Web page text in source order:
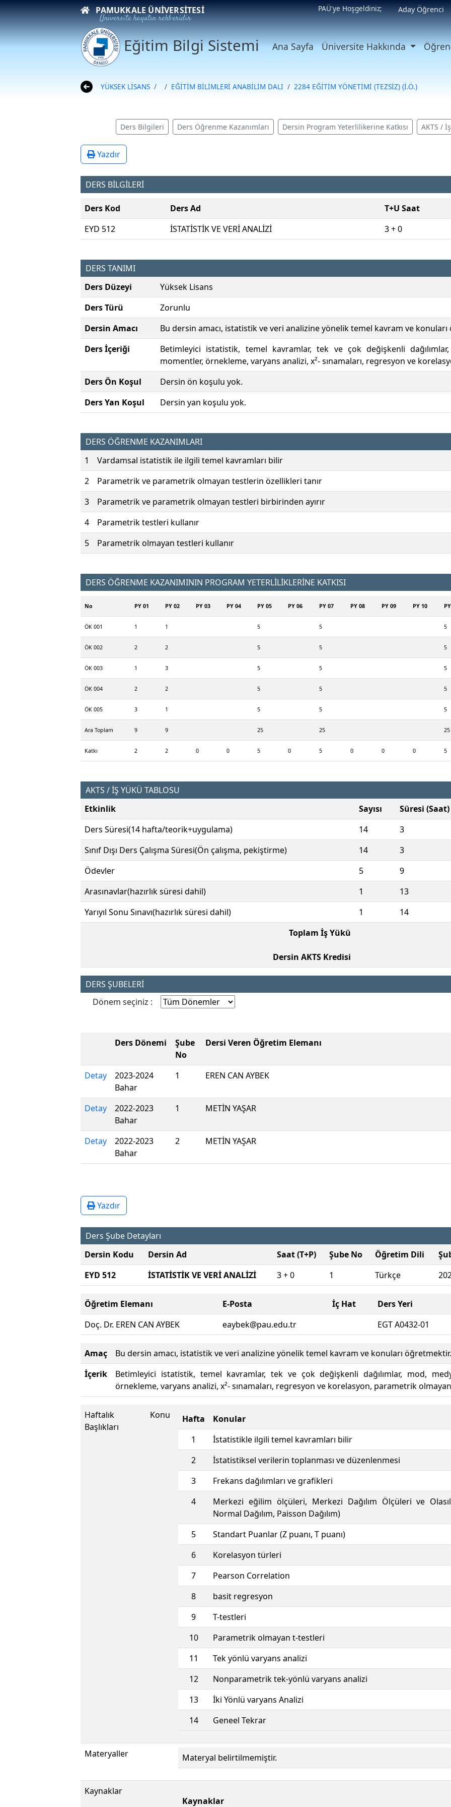
PAMUKKALE ÜNIVERSITESI
Üniversite hayatın rehberidir
PAÜ'ye Hoşgeldiniz; Aday Öğrenci
Eğitim Bilgi Sistemi Ana Sayfa Üniversite Hakkında
YÜKSEK LİSANS EĞİTİM BİLİMLERİ ANABİLİM DALI 2284 EĞİTİM YÖNETİMİ (TEZSİZ) (İ.Ö.)
Ders Bilgileri Ders Öğrenme Kazanımları Dersin Program Yeterlilikerine Katkısı AKTS /
Yazdır
DERS BİLGİLERİ
Ders Kod Ders Ad T+U Saat
EYD 512
İSTATİSTİK VE VERİ ANALİZİ 3 + 0
DERS TANIMI
Ders Düzeyi
Yüksek Lisans
Ders Türü
Zorunlu
Dersin Amacı
Bu dersin amacı, istatistik ve veri analizine yönelik temel kavram ve
Ders İçeriği
Betimleyici istatistik, temel kavramlar, tek ve çok değişkenli
momentler, örnekleme, varyans analizi, x²- sınamaları, regresyon ve
Ders Ön Koşul
Dersin ön koşulu yok.
Ders Yan Koşul
Dersin yan koşulu yok.
DERS ÖĞRENME KAZANIMLARI
1
Vardamsal istatistik ile ilgili temel kavramları bilir
2
Parametrik ve parametrik olmayan testlerin özellikleri tanır
3
Parametrik ve parametrik olmayan testleri birbirinden ayırır
4
Parametrik testleri kullanır
5
Parametrik olmayan testleri kullanır
DERS ÖĞRENME KAZANIMININ PROGRAM YETERLİLİKLERİNE KATKISI
No PY 01 PY 02 PY 03 PY 04 PY 05 PY 06 PY 07 PY 08 PY 09 PY 10
ÖK 001 1 1 5 5 5
ÖK 002 2 2 5 5 5
ÖK 003 1 3 5 5 5
ÖK 004 2 2 5 5 5
ÖK 005 3 1 5 5 5
Ara Toplam 9 9 25 25 25
Katkı 2 2 0 0 5 0 5 0 0 0 5
AKTS / İŞ YÜKÜ TABLOSU
Etkinlik
Sayısı Süresi (Saat)
Ders Süresi(14 hafta/teorik+uygulama)
14 3
Sınıf Dışı Ders Çalışma Süresi(Ön çalışma, pekiştirme)
14 3
Ödevler
5 9
Arasınavlar(hazırlık süresi dahil)
1 13
Yarıyıl Sonu Sınavı(hazırlık süresi dahil)
1 14
Toplam İş Yükü
Dersin AKTS Kredisi
DERS ŞUBELERİ
Dönem seçiniz :
Ders Dönemi
Şube
No
Dersi Veren Öğretim Elemanı
Detay
2023-2024
Bahar
1 EREN CAN AYBEK
Detay
2022-2023
Bahar
1 METİN YAŞAR
Detay
2022-2023
Bahar
2 METİN YAŞAR
Yazdır
Ders Şube Detayları
Dersin Kodu
Dersin Ad Saat (T+P) Şube No Öğretim Dili
EYD 512
İSTATİSTİK VE VERİ ANALİZİ 3 + 0 1 Türkçe
Öğretim Elemanı E-Posta İç Hat Ders Yeri
Doç. Dr. EREN CAN AYBEK
eaybek@pau.edu.tr EGT A0432-01
Amaç
Bu dersin amacı, istatistik ve veri analizine yönelik temel kavram ve konuları öğretmektir.
İçerik
Betimleyici istatistik, temel kavramlar, tek ve çok değişkenli dağılımlar, mod,
örnekleme, varyans analizi, x²- sınamaları, regresyon ve korelasyon, parametrik
Haftalık Konu
Başlıkları
Hafta
Konular
1
İstatistikle ilgili temel kavramları bilir
2
İstatistiksel verilerin toplanması ve düzenlenmesi
3
Frekans dağılımları ve grafikleri
4
Merkezi eğilim ölçüleri, Merkezi Dağılım Ölçüleri ve
Normal Dağılım, Paisson Dağılım)
5
Standart Puanlar (Z puanı, T puanı)
6
Korelasyon türleri
7
Pearson Correlation
8
basit regresyon
9
T-testleri
10
Parametrik olmayan t-testleri
11
Tek yönlü varyans analizi
12
Nonparametrik tek-yönlü varyans analizi
13
İki Yönlü varyans Analizi
14
Geneel Tekrar
Materyaller Materyal belirtilmemiştir.
Kaynaklar
Kaynaklar